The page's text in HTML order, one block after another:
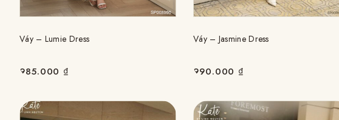
Váy – Lumie Dress
985.000 ₫
Váy – Jasmine Dress
990.000 ₫